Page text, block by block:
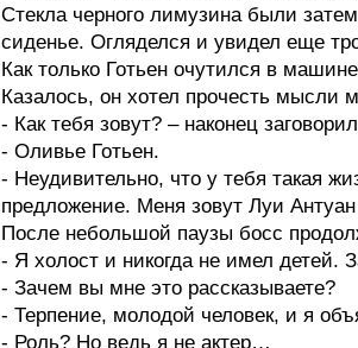
Стекла черного лимузина были
сиденье. Огляделся и увидел еще
Как только Готьен очутился в
Казалось, он хотел прочесть мысли
- Как тебя зовут? – наконец
- Оливье Готьен.
- Неудивительно, что у тебя такая
предложение. Меня зовут Луи
После небольшой паузы босс
- Я холост и никогда не имел
- Зачем вы мне это рассказываете?
- Терпение, молодой человек, и я
- Роль? Но ведь я не актер…